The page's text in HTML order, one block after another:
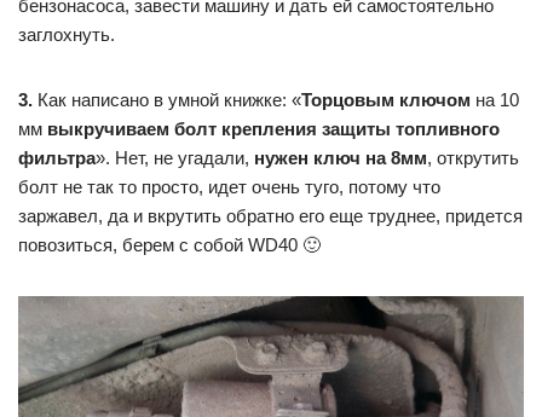
бензонасоса, завести машину и дать ей самостоятельно
заглохнуть.
3. Как написано в умной книжке: «Торцовым ключом на 10
мм выкручиваем болт крепления защиты топливного
фильтра». Нет, не угадали, нужен ключ на 8мм, открутить
болт не так то просто, идет очень туго, потому что
заржавел, да и вкрутить обратно его еще труднее, придется
повозиться, берем с собой WD40 🙂